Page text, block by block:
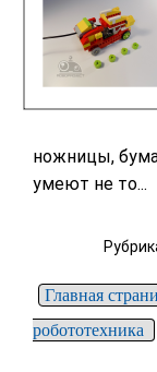
ножницы,
умеют не то...
Главная
робототехника